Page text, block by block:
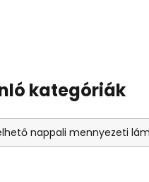
kategóriák
nappali mennyezeti